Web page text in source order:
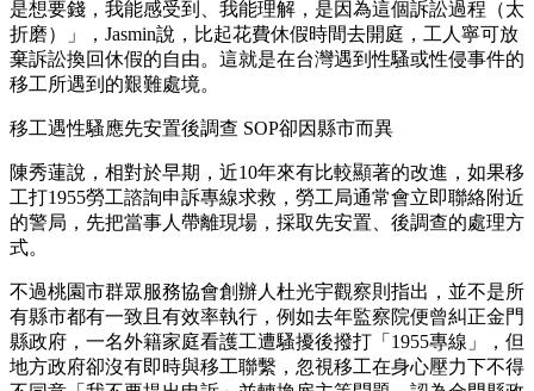
是想要錢，我能感受到、我能理解，是因為這個訴訟過程（太
折磨）」，Jasmin說，比起花費休假時間去開庭，工人寧可放
棄訴訟換回休假的自由。這就是在台灣遇到性騷或性侵事件的
移工所遇到的艱難處境。
移工遇性騷應先安置後調查 SOP卻因縣市而異
陳秀蓮說，相對於早期，近10年來有比較顯著的改進，如果移
工打1955勞工諮詢申訴專線求救，勞工局通常會立即聯絡附近
的警局，先把當事人帶離現場，採取先安置、後調查的處理方
式。
不過桃園市群眾服務協會創辦人杜光宇觀察則指出，並不是所
有縣市都有一致且有效率執行，例如去年監察院便曾糾正金門
縣政府，一名外籍家庭看護工遭騷擾後撥打「1955專線」，但
地方政府卻沒有即時與移工聯繫，忽視移工在身心壓力下不得